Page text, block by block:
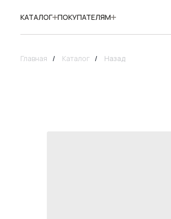
КАТАЛОГ ПОКУПАТЕЛЯМ
Главная / Каталог / Назад